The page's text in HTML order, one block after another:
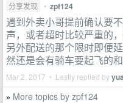
分享发现 • zpf124
遇到外卖小哥提前确认要
声，或者超时比较严重的
另外配送的那个限时即便
然还是会有骑车要起飞的
Mar 2, 2017 • Lastly replied by
» More topics by zpf124